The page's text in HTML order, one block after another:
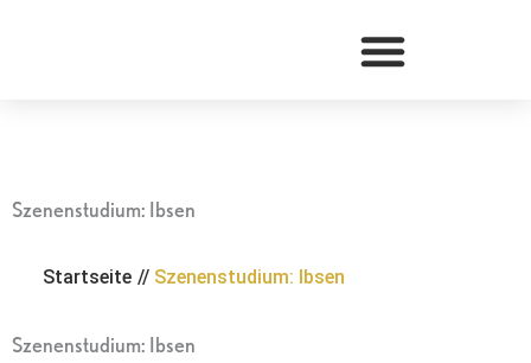
Szenenstudium: Ibsen
Startseite // Szenenstudium: Ibsen
Szenenstudium: Ibsen